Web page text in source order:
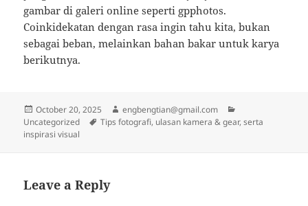
gambar di galeri online seperti gpphotos.
Coinkidekatan dengan rasa ingin tahu kita, bukan
sebagai beban, melainkan bahan bakar untuk karya
berikutnya.
Posted
on
October 20, 2025 Author
engbengtian@gmail.com
Uncategorized
Tags
Tips fotografi, ulasan kamera & gear, serta
inspirasi visual
Leave a Reply